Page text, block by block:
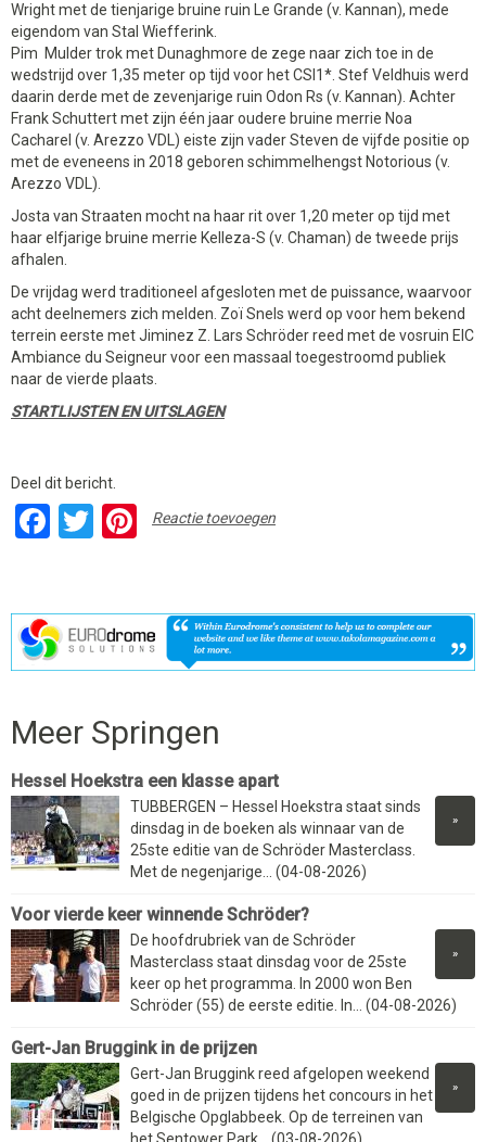
Wright met de tienjarige bruine ruin Le Grande (v. Kannan), mede
eigendom van Stal Wiefferink.
Pim Mulder trok met Dunaghmore de zege naar zich toe in de
wedstrijd over 1,35 meter op tijd voor het CSI1*. Stef Veldhuis werd
daarin derde met de zevenjarige ruin Odon Rs (v. Kannan). Achter
Frank Schuttert met zijn één jaar oudere bruine merrie Noa
Cacharel (v. Arezzo VDL) eiste zijn vader Steven de vijfde positie op
met de eveneens in 2018 geboren schimmelhengst Notorious (v.
Arezzo VDL).
Josta van Straaten mocht na haar rit over 1,20 meter op tijd met
haar elfjarige bruine merrie Kelleza-S (v. Chaman) de tweede prijs
afhalen.
De vrijdag werd traditioneel afgesloten met de puissance, waarvoor
acht deelnemers zich melden. Zoï Snels werd op voor hem bekend
terrein eerste met Jiminez Z. Lars Schröder reed met de vosruin EIC
Ambiance du Seigneur voor een massaal toegestroomd publiek
naar de vierde plaats.
STARTLIJSTEN EN UITSLAGEN
Deel dit bericht.
Facebook
TwitterPinterest
Reactie toevoegen
Meer Springen
Hessel Hoekstra een klasse apart
»
TUBBERGEN – Hessel Hoekstra staat sinds
dinsdag in de boeken als winnaar van de
25ste editie van de Schröder Masterclass.
Met de negenjarige... (04-08-2026)
Voor vierde keer winnende Schröder?
»
De hoofdrubriek van de Schröder
Masterclass staat dinsdag voor de 25ste
keer op het programma. In 2000 won Ben
Schröder (55) de eerste editie. In... (04-08-2026)
Gert-Jan Bruggink in de prijzen
»
Gert-Jan Bruggink reed afgelopen weekend
goed in de prijzen tijdens het concours in het
Belgische Opglabbeek. Op de terreinen van